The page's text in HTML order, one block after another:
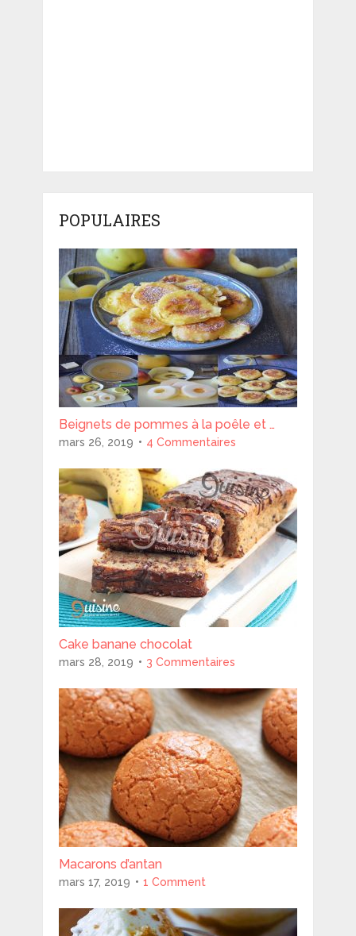
POPULAIRES
Beignets de pommes à la poêle et …
mars 26, 2019 4 Commentaires
Cake banane chocolat
mars 28, 2019 3 Commentaires
Macarons d’antan
mars 17, 2019 1 Comment